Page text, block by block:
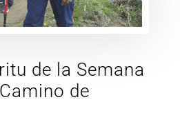
de la Semana
de